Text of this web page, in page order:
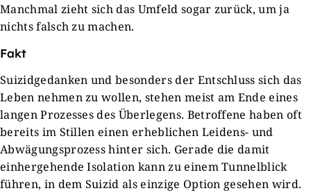
Manchmal zieht sich das Umfeld sogar zurück, um ja
nichts falsch zu machen.
Fakt
Suizidgedanken und besonders der Entschluss sich das
Leben nehmen zu wollen, stehen meist am Ende eines
langen Prozesses des Überlegens. Betroffene haben oft
bereits im Stillen einen erheblichen Leidens- und
Abwägungsprozess hinter sich. Gerade die damit
einhergehende Isolation kann zu einem Tunnelblick
führen, in dem Suizid als einzige Option gesehen wird.